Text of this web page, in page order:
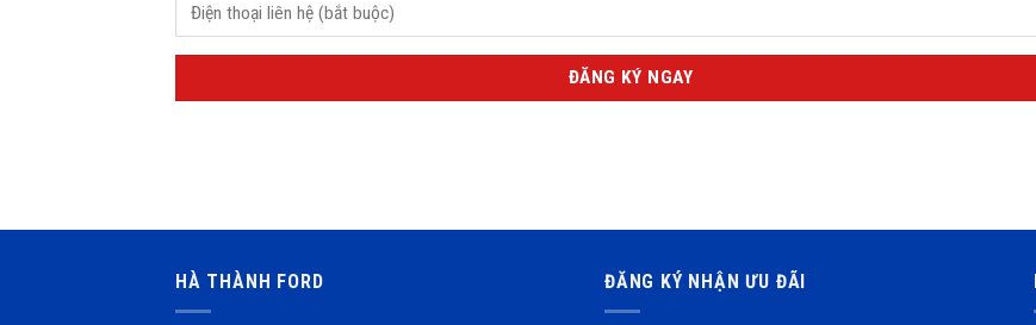
HÀ THÀNH FORD ĐĂNG KÝ NHẬN ƯU ĐÃI